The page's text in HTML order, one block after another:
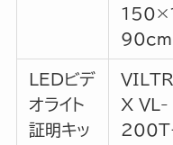
90cm
LEDビデ
オライト
証明キッ
X VL-